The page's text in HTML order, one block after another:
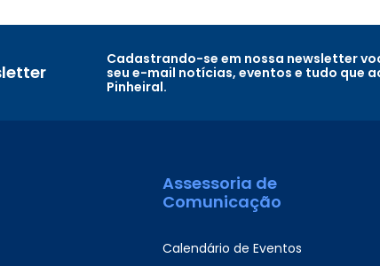
Cadastrando-se em nossa newsletter
seu e-mail notícias, eventos e tudo que
Pinheiral.
Assessoria de
Comunicação
Calendário de Eventos